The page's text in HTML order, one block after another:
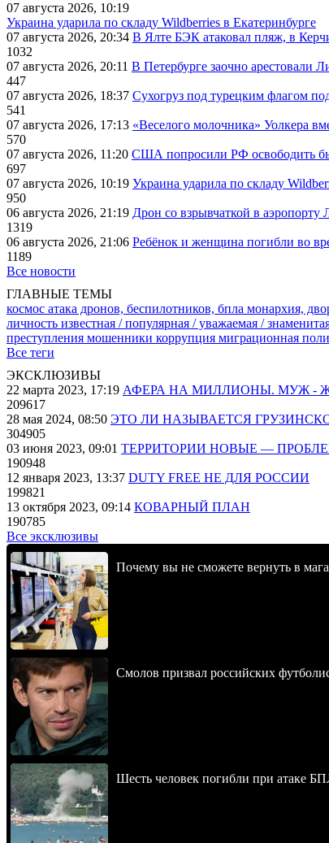
07 августа 2026, 10:19
Украина ударила по складу Wildberries в Екатеринбурге
07 августа 2026, 20:34 В Ялте БЭК атаковал пляж, в
1032
07 августа 2026, 20:11 В Петербурге заочно арестовали
447
07 августа 2026, 18:37 Сухогруз под турецким флагом
541
07 августа 2026, 17:13 «Веселого молочника» Уолкера
570
07 августа 2026, 11:20 США попросили РФ освободить
697
07 августа 2026, 10:19 Украина ударила по складу
950
06 августа 2026, 21:19 Дрон со взрывчаткой в аэропорту
1319
06 августа 2026, 21:06 Ребёнок и женщина погибли во
1189
Все новости
ГЛАВНЫЕ ТЕМЫ
космос атака дронов, беспилотников, бпла монархия,
личность известная / популярная / уважаемая /
преступления мошенники коррупция миграционная
Все теги
ЭКСКЛЮЗИВЫ
22 марта 2023, 17:19 АФЕРА НА МИЛЛИОНЫ. МУЖ -
209617
28 мая 2024, 08:50 ЭТО ЛИ НАЗЫВАЕТСЯ
304905
03 июня 2023, 09:01 ТЕРРИТОРИИ НОВЫЕ —
190948
12 января 2023, 13:37 DUTY FREE НЕ ДЛЯ РОССИИ
199821
13 октября 2023, 09:14 КОВАРНЫЙ ПЛАН
190785
Все эксклюзивы
Почему вы не сможете вернуть в
Смолов призвал российских
Шесть человек погибли при атаке